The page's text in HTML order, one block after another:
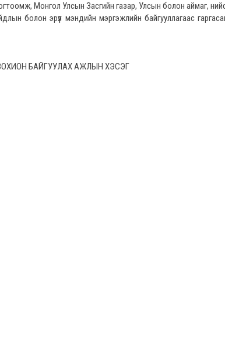
Монгол Улсын Засгийн газар, Улсын болон аймаг,
болон эрүүл мэндийн мэргэжлийн байгууллагаас
БАЙГУУЛАХ АЖЛЫН ХЭСЭГ